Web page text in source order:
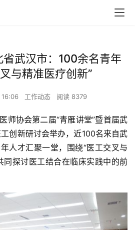
武汉市：100余名青年
与精准医疗创新”
工作动态 阅读 8379
协会第二届“青雁讲堂”暨首届武
创新研讨会举办，近100名来自武
人才汇聚一堂，围绕“医工交叉与
同探讨医工结合在临床实践中的前